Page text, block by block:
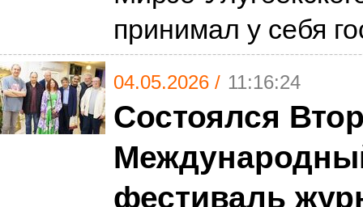
принимал у себя
04.05.2026 / 11:16:24
Состоялся
фестиваль